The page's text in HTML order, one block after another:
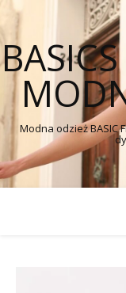
Modna odzież BASIC